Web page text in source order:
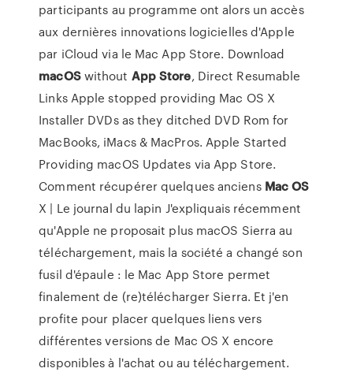
participants au programme ont alors un accès
aux dernières innovations logicielles d'Apple
par iCloud via le Mac App Store. Download
macOSwithout AppStore, Direct Resumable
Links Apple stopped providing Mac OS X
Installer DVDs as they ditched DVD Rom for
MacBooks, iMacs & MacPros. Apple Started
Providing macOS Updates via App Store.
Comment récupérer quelques anciens Mac OS
X | Le journal du lapin J'expliquais récemment
qu'Apple ne proposait plus macOS Sierra au
téléchargement, mais la société a changé son
fusil d'épaule : le Mac App Store permet
finalement de (re)télécharger Sierra. Et j'en
profite pour placer quelques liens vers
différentes versions de Mac OS X encore
disponibles à l'achat ou au téléchargement.